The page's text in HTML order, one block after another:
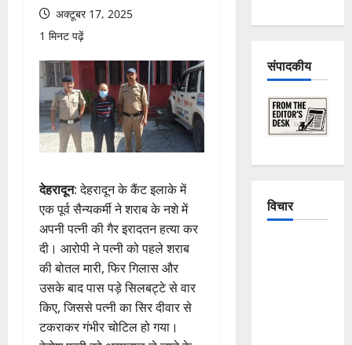
अक्टूबर 17, 2025
1 मिनट पढ़ें
देहरादून: देहरादून के कैंट इलाके में
एक पूर्व सैन्यकर्मी ने शराब के नशे में
अपनी पत्नी की गैर इरादतन हत्या कर
दी। आरोपी ने पत्नी को पहले शराब
की बोतल मारी, फिर गिलास और
उसके बाद पास पड़े सिलबट्टे से वार
किए, जिससे पत्नी का सिर दीवार से
टकराकर गंभीर चोटिल हो गया।
संपादकीय
विचार